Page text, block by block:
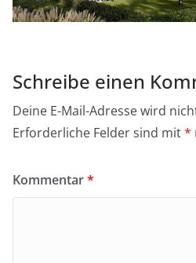
Schreibe einen
Deine E-Mail-Adresse wird
Erforderliche Felder sind mit*
Kommentar*